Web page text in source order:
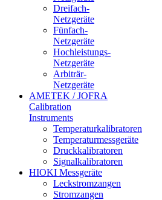
Dreifach-
Netzgeräte
Fünfach-
Netzgeräte
Hochleistungs-
Netzgeräte
Arbiträr-
Netzgeräte
AMETEK / JOFRA
Calibration
Instruments
Temperaturkalibratoren
Temperaturmessgeräte
Druckkalibratoren
Signalkalibratoren
HIOKI Messgeräte
Leckstromzangen
Stromzangen